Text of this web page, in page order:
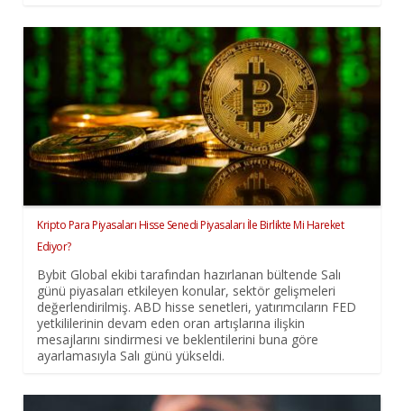
Kripto Para Piyasaları Hisse Senedi Piyasaları İle Birlikte Mi Hareket
Ediyor?
Bybit Global ekibi tarafından hazırlanan bültende Salı
günü piyasaları etkileyen konular, sektör gelişmeleri
değerlendirilmiş. ABD hisse senetleri, yatırımcıların FED
yetkililerinin devam eden oran artışlarına ilişkin
mesajlarını sindirmesi ve beklentilerini buna göre
ayarlamasıyla Salı günü yükseldi.